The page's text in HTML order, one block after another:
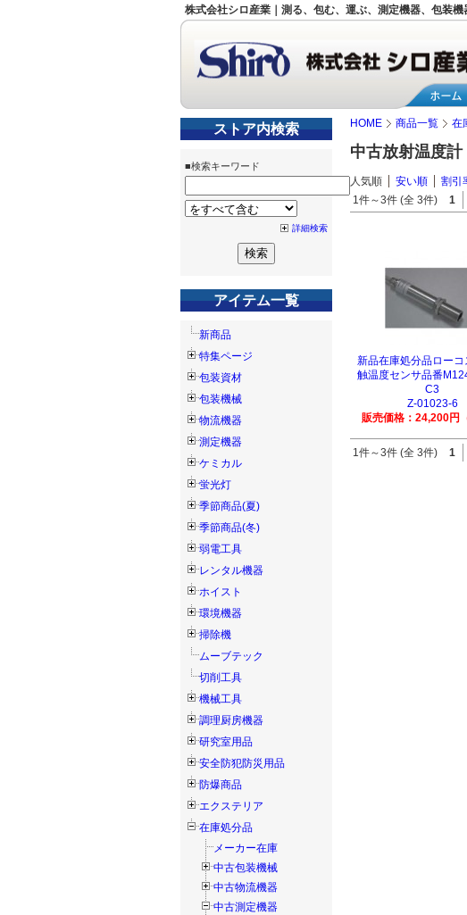
株式会社シロ産業｜測る、包む、運ぶ、測定機器、包装
ストア内検索
■検索キーワード
詳細検索
アイテム一覧
新商品
特集ページ
包装資材
包装機械
物流機器
測定機器
ケミカル
蛍光灯
季節商品(夏)
季節商品(冬)
弱電工具
レンタル機器
ホイスト
環境機器
掃除機
ムーブテック
切削工具
機械工具
調理厨房機器
研究室用品
安全防犯防災用品
防爆商品
エクステリア
在庫処分品
メーカー在庫
中古包装機械
中古物流機器
中古測定機器
HOME 商品一覧 在
中古放射温度計
人気順 安い順
割引
1件～3件 (全 3件)
1
新品在庫処分品ローコ
触温度センサ品番
C3
Z-01023-6
販売価格：24,200円
1件～3件 (全 3件) 1